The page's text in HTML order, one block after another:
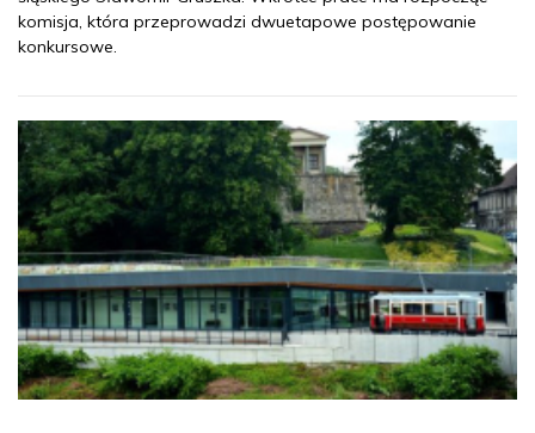
komisja, która przeprowadzi dwuetapowe postępowanie
konkursowe.